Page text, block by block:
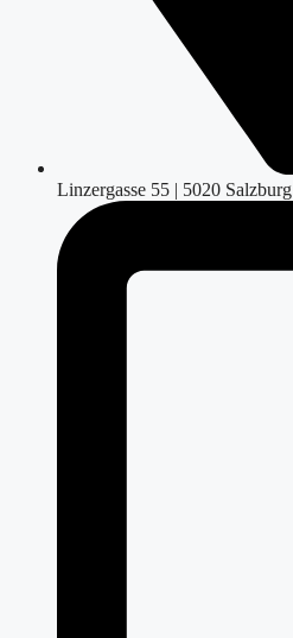
Linzergasse 55 | 5020 Salzburg